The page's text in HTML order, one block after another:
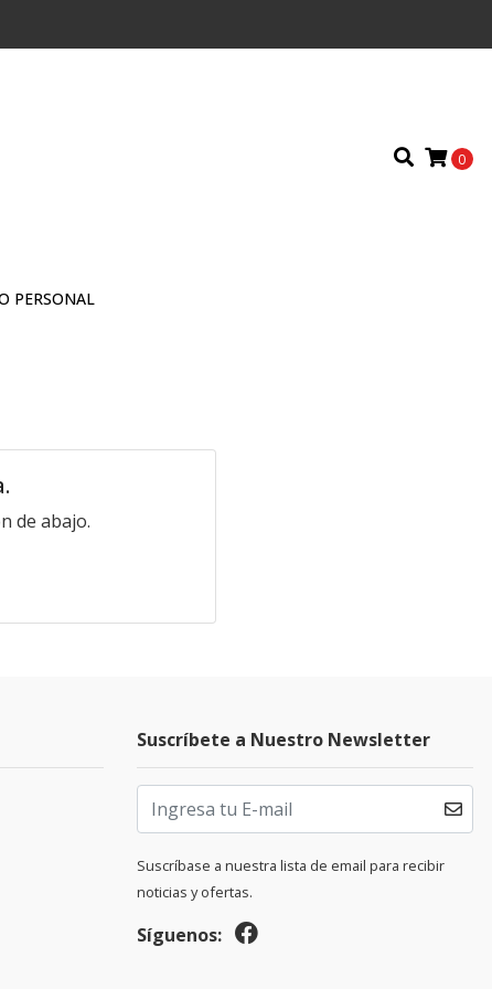
0
PERSONAL
de abajo.
Suscríbete a Nuestro Newsletter
Suscríbase a nuestra lista de email para recibir
noticias y ofertas.
Síguenos: